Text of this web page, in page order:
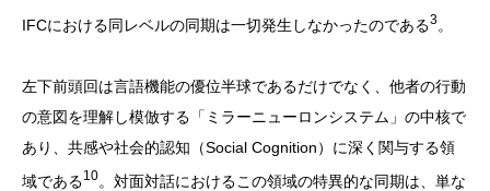
IFCにおける同レベルの同期は一切発生しなかったのである3。
左下前頭回は言語機能の優位半球であるだけでなく、他者の行動
の意図を理解し模倣する「ミラーニューロンシステム」の中核で
あり、共感や社会的認知（Social Cognition）に深く関与する領
域である10。対面対話におけるこの領域の特異的な同期は、単な